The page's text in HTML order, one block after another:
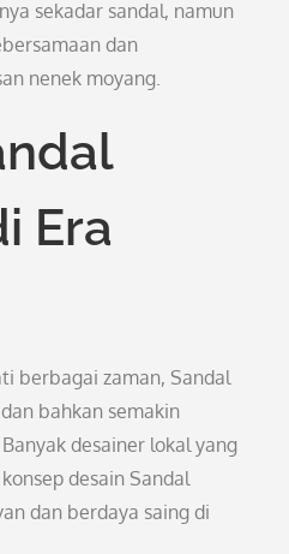
sekadar sandal, namun
dan
nenek moyang.
Era
berbagai zaman, Sandal
bahkan semakin
desainer lokal yang
desain Sandal
dan berdaya saing di